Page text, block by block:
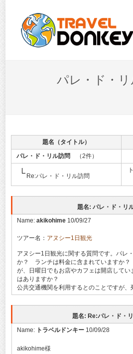
パレ・ド・リ
題名（タイトル）
パレ・ド・リル訪問 （2件）
Re:パレ・ド・リル訪問
題名: パレ・ド・リ
Name: akikohime10/09/27
ツアー名： アヌシー1日観光
アヌシー1日観光に関する質問です。パレ
か？ ランチは料金に含まれていますか
が、日曜日でもお店やカフェは開店して
はありますか？
公共交通機関を利用するとのことですが、
題名: Re:パレ・ド・
Name:
トラベルドンキー10/09/28
akikohime様